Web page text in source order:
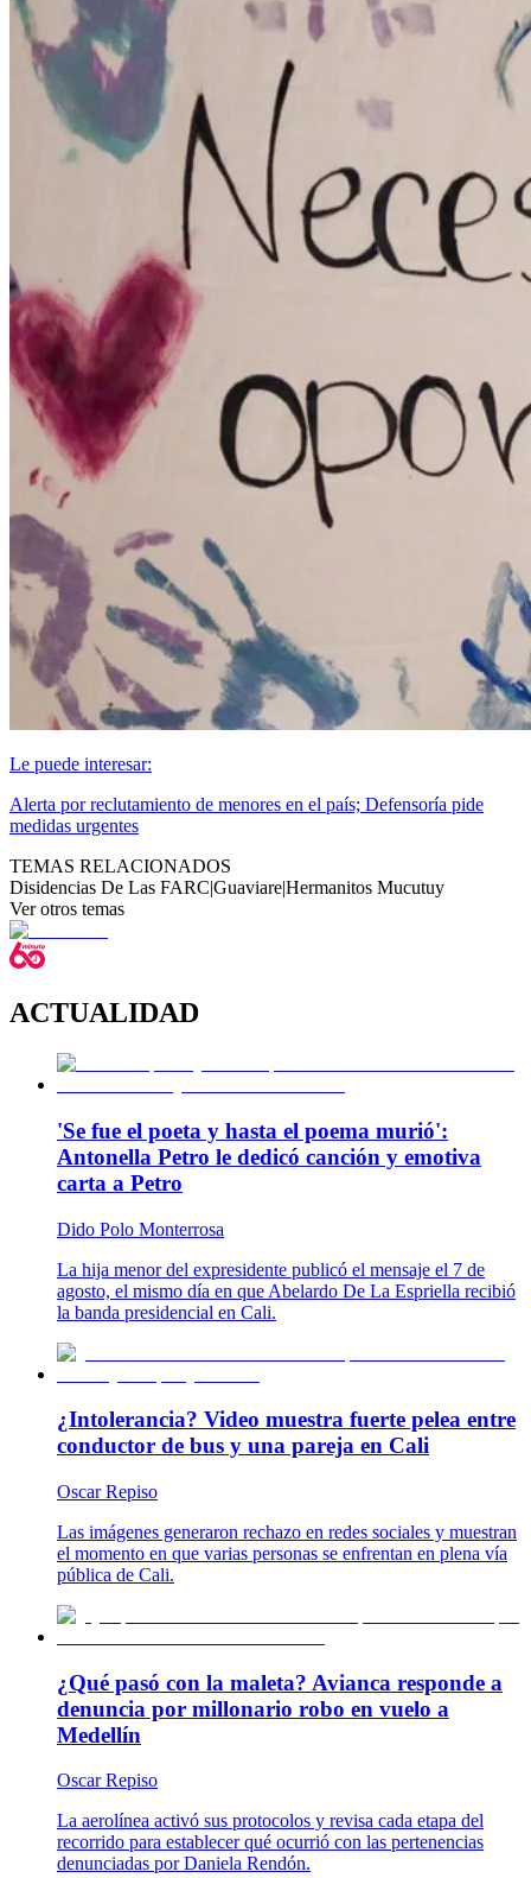
Le puede interesar:
Alerta por reclutamiento de menores en el país; Defensoría pide
medidas urgentes
TEMAS RELACIONADOS
Disidencias De Las FARC|Guaviare|Hermanitos Mucutuy
Ver otros temas
ACTUALIDAD
'Se fue el poeta y hasta el poema murió':
Antonella Petro le dedicó canción y emotiva
carta a Petro
Dido Polo Monterrosa
La hija menor del expresidente publicó el mensaje el 7 de
agosto, el mismo día en que Abelardo De La Espriella recibió
la banda presidencial en Cali.
¿Intolerancia? Video muestra fuerte pelea entre
conductor de bus y una pareja en Cali
Oscar Repiso
Las imágenes generaron rechazo en redes sociales y muestran
el momento en que varias personas se enfrentan en plena vía
pública de Cali.
¿Qué pasó con la maleta? Avianca responde a
denuncia por millonario robo en vuelo a
Medellín
Oscar Repiso
La aerolínea activó sus protocolos y revisa cada etapa del
recorrido para establecer qué ocurrió con las pertenencias
denunciadas por Daniela Rendón.